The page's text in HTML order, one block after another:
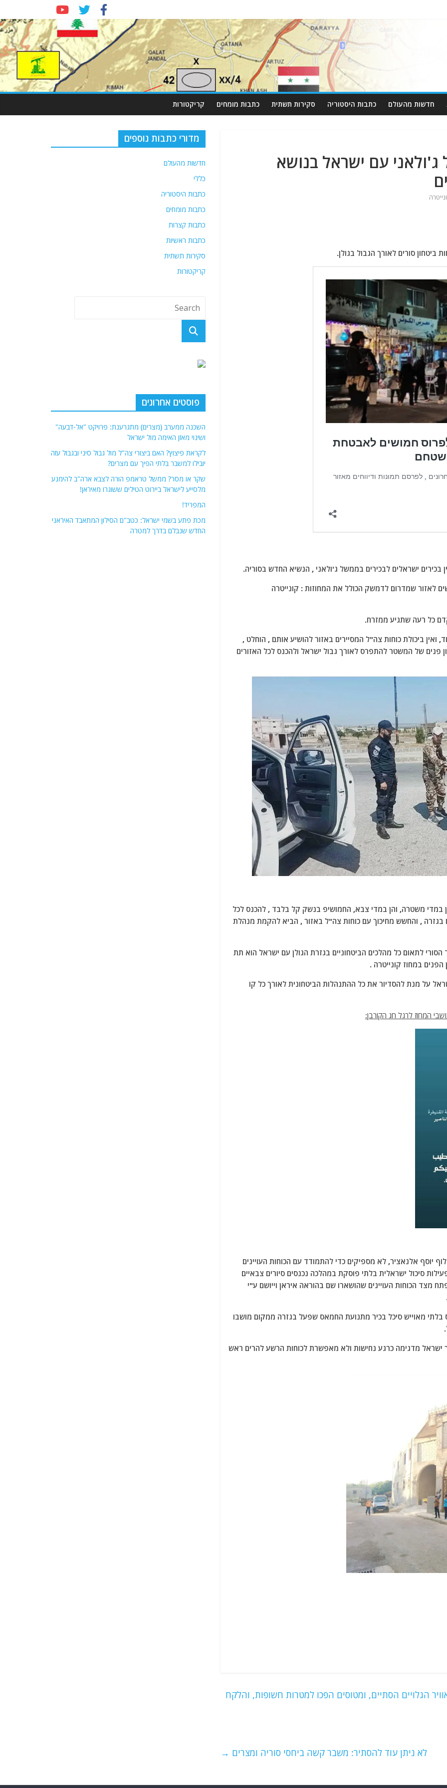
חדשות מהעולם כתבות היסטוריה סקירות תשתית כתבות מומחים קריקטורות
עם ישראל בנושא
סורים לאורך הגבול בגולן.
ישראלים לבכירים בממשל ג'ולאני , הנשיא החדש בסוריה.
לאזור שמדרום לדמשק הכולל את המחוזות : קונייטרה
כל רעה שתגיע ממזרח.
ביכולת כוחות צה"ל המסיירים באזור להושיע אותם , הוחלט ,
של המשטר להתפרס לאורך גבול ישראל ולהכנס לכל האזורים
במדי משטרה, והן במדי צבא, החמושיפ בנשק קל בלבד , להכנס לכל
בגזרה , והחשש מחיכוך עם כוחות צה"ל באזור , הביא להקמת מנהלת
לתאום כל מהלכים הביטחוניים בגזרת הגולן עם ישראל הוא תת
במחוז קונייטרה .
על מנת להסדיור את כל ההתנהלות הביטחונית לאורך כל קו
המחוז לרגל חג הקורבן:
יוסף אלנאציר, לא מספיקים כדי להתמודד עם הכוחות העויינים
סיכול ישראלית בלתי פוסקת במהלכה נכנסים סיורים צבאיים
מצד הכוחות העויינים שהושארו שם בהוראה איראן וייושם ע"י
בלתי מאוייש סיכל בכיר מתנועת החמאס שפעל בגזרה ממקום מושבו
ישראל מדגימה כרגע נחישות ולא מאפשרת לכוחות הרשע להרים ראש
הגלויים הסתיים, ומטוסים הפכו למטרות חשופות, והלקח
לא ניתן עוד להסתיר: משבר קשה ביחסי סוריה ומצרים →
מדורי כתבות נוספים
חדשות מהעולם
כללי
כתבות היסטוריה
כתבות מומחים
כתבות קצרות
כתבות ראשיות
סקירות תשתית
קריקטורות
פוסטים אחרונים